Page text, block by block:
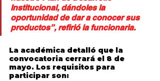
Institucional, dándoles la
oportunidad de dar a conocer sus
productos”, refirió la funcionaria.
La académica detalló que la
convocatoria cerrará el 8 de
mayo. Los requisitos para
participar son: